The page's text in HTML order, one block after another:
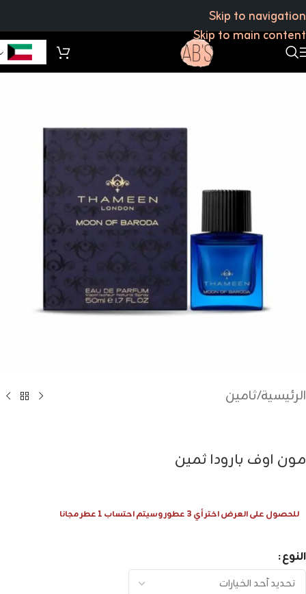
Skip to navigation
Skip to main content
الرئيسية/ثامين
مون اوف بارودا ثمين
للحصول على العرض اختر أي 3 عطور وسيتم احتساب 1 عطر مجانا
النوع